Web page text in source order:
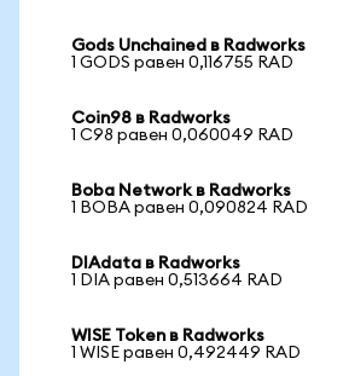
Gods Unchained в Radworks
1 GODS равен 0,116755 RAD
Coin98 в Radworks
1 C98 равен 0,060049 RAD
Boba Network в Radworks
1 BOBA равен 0,090824 RAD
DIAdata в Radworks
1 DIA равен 0,513664 RAD
WISE Token в Radworks
1 WISE равен 0,492449 RAD